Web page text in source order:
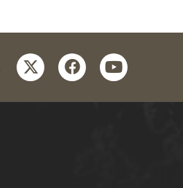
twitterfacebookyoutube